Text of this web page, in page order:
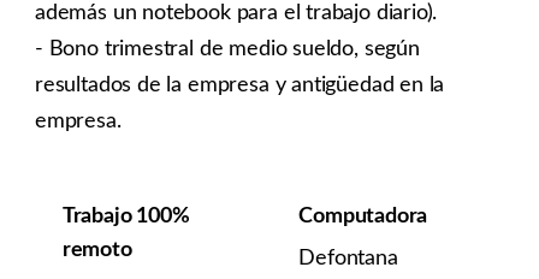
además un notebook para el trabajo diario).
- Bono trimestral de medio sueldo, según
resultados de la empresa y antigüedad en la
empresa.
Trabajo 100%
remoto
Computadora
Defontana